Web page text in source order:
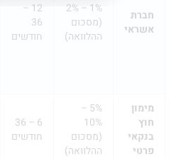
(מסכום
ההלוואה)
12 –
36
חודשים
(שנתית)
10%
(מסכום
ההלוואה)
חודשים
שנתית
10% –